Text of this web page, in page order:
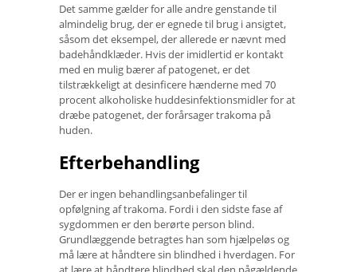
Det samme gælder for alle andre genstande til
almindelig brug, der er egnede til brug i ansigtet,
såsom det eksempel, der allerede er nævnt med
badehåndklæder. Hvis der imidlertid er kontakt
med en mulig bærer af patogenet, er det
tilstrækkeligt at desinficere hænderne med 70
procent alkoholiske huddesinfektionsmidler for at
dræbe patogenet, der forårsager trakoma på
huden.
Efterbehandling
Der er ingen behandlingsanbefalinger til
opfølgning af trakoma. Fordi i den sidste fase af
sygdommen er den berørte person blind.
Grundlæggende betragtes han som hjælpeløs og
må lære at håndtere sin blindhed i hverdagen. For